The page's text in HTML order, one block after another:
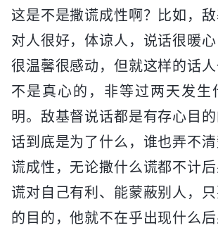
这是不是撒谎成性啊？比如，
对人很好，体谅人，说话很暖
很温馨很感动，但就这样的话
不是真心的，非等过两天发生
明。敌基督说话都是有存心目
话到底是为了什么，谁也弄不
谎成性，无论撒什么谎都不计
谎对自己有利、能蒙蔽别人，
的目的，他就不在乎出现什么